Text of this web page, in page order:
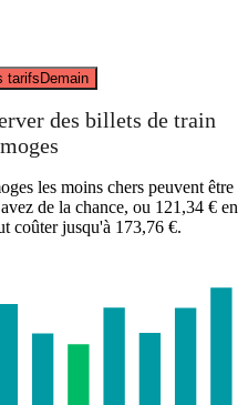
tarifsDemain
des billets de train
les moins chers peuvent être
de la chance, ou 121,34 € en
coûter jusqu'à 173,76 €.